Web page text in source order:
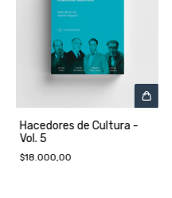
Hacedores de Cultura -
Vol. 5
$18.000,00